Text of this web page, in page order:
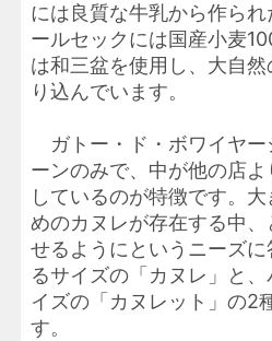
には良質な牛乳から作ら
ールセックには国産小麦
は和三盆を使用し、大自
り込んでいます。
ガトー・ド・ボワイヤー
ーンのみで、中が他の店
しているのが特徴です。
めのカヌレが存在する中
せるようにというニーズ
るサイズの「カヌレ」と
イズの「カヌレット」の2
す。